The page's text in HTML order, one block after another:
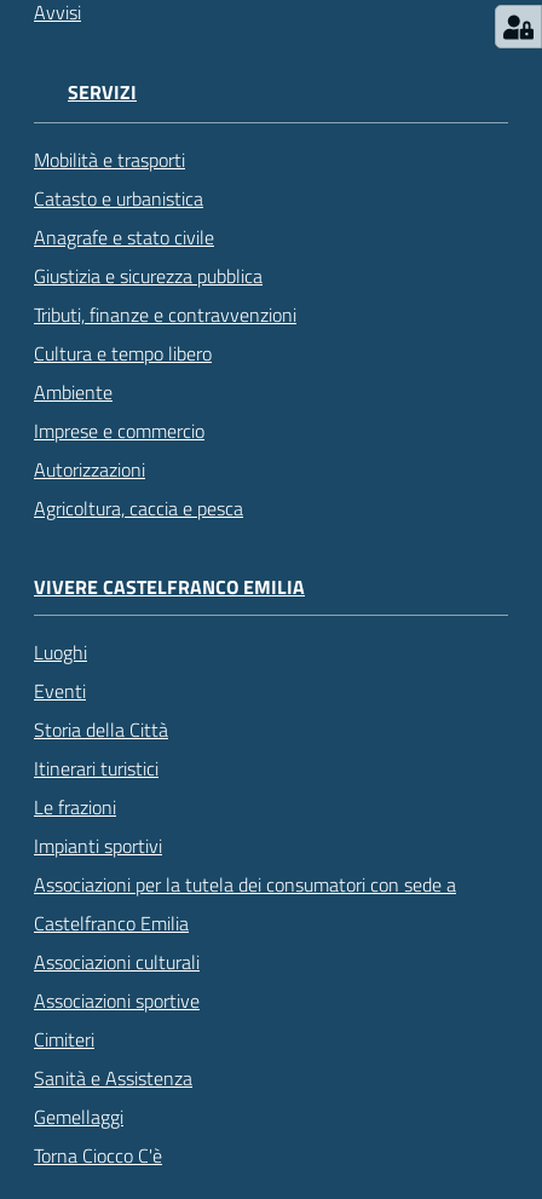
Avvisi
SERVIZI
Mobilità e trasporti
Catasto e urbanistica
Anagrafe e stato civile
Giustizia e sicurezza pubblica
Tributi, finanze e contravvenzioni
Cultura e tempo libero
Ambiente
Imprese e commercio
Autorizzazioni
Agricoltura, caccia e pesca
VIVERE CASTELFRANCO EMILIA
Luoghi
Eventi
Storia della Città
Itinerari turistici
Le frazioni
Impianti sportivi
Associazioni per la tutela dei consumatori con sede a
Castelfranco Emilia
Associazioni culturali
Associazioni sportive
Cimiteri
Sanità e Assistenza
Gemellaggi
Torna Ciocco C'è